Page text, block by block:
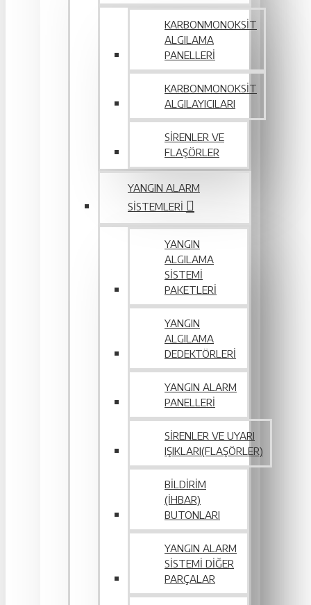
KARBONMONOKSIT
ALGILAMA
PANELLERI
KARBONMONOKSIT
ALGILAYICILARI
SIRENLER VE
FLAŞÖRLER
YANGIN ALARM
SISTEMLERI
YANGIN
ALGILAMA
SISTEMI
PAKETLERI
YANGIN
ALGILAMA
DEDEKTÖRLERI
YANGIN ALARM
PANELLERI
SIRENLER VE UYARI
IŞIKLARI(FLAŞÖRLER)
BILDIRIM
(İHBAR)
BUTONLARI
YANGIN ALARM
SISTEMI DIĞER
PARÇALAR